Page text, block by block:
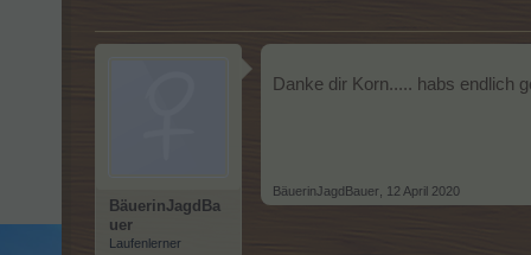
BäuerinJagdBa
uer
Laufenlerner
Danke dir Korn..... habs endlich
BäuerinJagdBauer 12 April 2020